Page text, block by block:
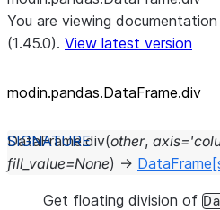
You are viewing
(1.45.0). View latest version
modin.pandas.DataFrame.div
DataFrame.div(other, axis=
fill_value=None) → DataFrame
Get floating division of